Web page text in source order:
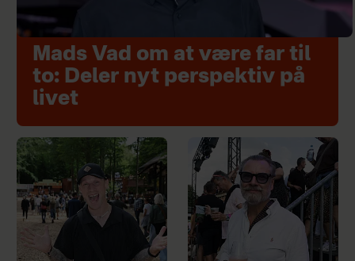
Mads Vad om at være far til
to: Deler nyt perspektiv på
livet